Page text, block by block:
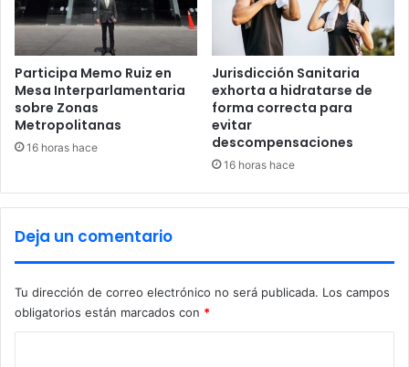
a
n
t
e
2
0
2
5
o
s
p
o
r
b
a
s
o
c
a
n
d
Participa Memo Ruiz en
Mesa Interparlamentaria
sobre Zonas
Metropolitanas
16 horas hace
Jurisdicción Sanitaria
exhorta a hidratarse de
forma correcta para
evitar
descompensaciones
16 horas hace
Deja un comentario
Tu dirección de correo electrónico no será publicada. Los campos
obligatorios están marcados con *